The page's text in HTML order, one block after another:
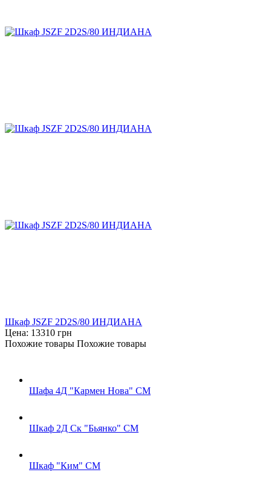
Шкаф JSZF 2D2S/80 ИНДИАНА
Цена: 13310 грн
Похожие товары Похожие товары
Шафа 4Д "Кармен Нова" СМ
Шкаф 2Д Ск "Бьянко" СМ
Шкаф "Ким" СМ